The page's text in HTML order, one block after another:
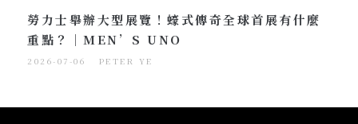
勞力士舉辦大型展覽！蠔式傳奇全球首展有什麼
重點？｜MEN’S UNO
2026-07-06 PETER YE